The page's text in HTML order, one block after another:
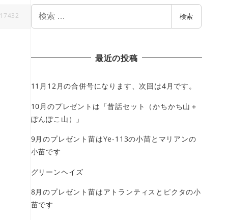
検索
最近の投稿
11月12月の合併号になります、次回は4月です。
10月のプレゼントは「昔話セット（かちかち山＋
ぽんぽこ山）」
9月のプレゼント苗はYe-113の小苗とマリアンの
小苗です
グリーンヘイズ
8月のプレゼント苗はアトランティスとピクタの小
苗です